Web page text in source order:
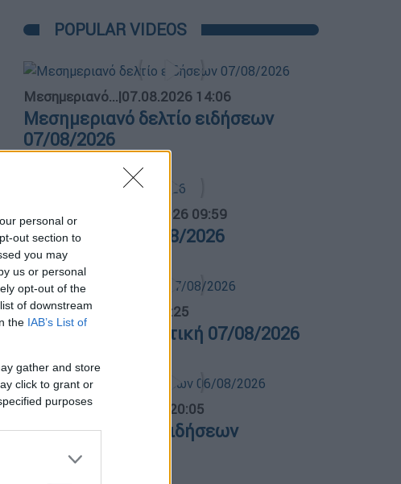
personal or
out section to
you may
us or personal
opt-out of the
of downstream
the IAB’s List of
gather and store
click to grant or
purposes
POPULAR VIDEOS
Μεσημεριανό...|07.08.2026 14:06
Μεσημεριανό δελτίο ειδήσεων
07/08/2026
Ώρα Ελλάδος... 07.08.2026 09:59
Ώρα Ελλάδος 07/08/2026
Δελτίο...|07.08.2026 14:25
Δελτίο στη νοηματική 07/08/2026
Κεντρικό...| 06.08.2026 20:05
Κεντρικό δελτίο ειδήσεων
06/08/2026